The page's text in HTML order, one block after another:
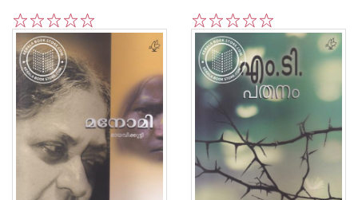
5
4
3
2
1 5
4
3
2
1